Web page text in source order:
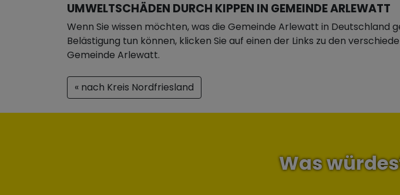
UMWELTSCHÄDEN DURCH KIPPEN IN GEMEINDE ARLEWATT
Wenn Sie wissen möchten, was die Gemeinde Arlewatt in Deutschland
Belästigung tun können, klicken Sie auf einen der Links zu den
Gemeinde Arlewatt.
« nach Kreis Nordfriesland
Was